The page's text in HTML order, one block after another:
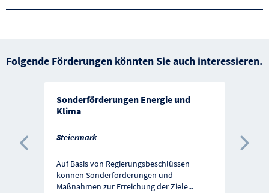
Folgende Förderungen könnten Sie auch interessieren.
Sonderförderungen Energie und
Klima
Steiermark
Auf Basis von Regierungsbeschlüssen
können Sonderförderungen und
Maßnahmen zur Erreichung der Ziele...
Vorherige Förderung